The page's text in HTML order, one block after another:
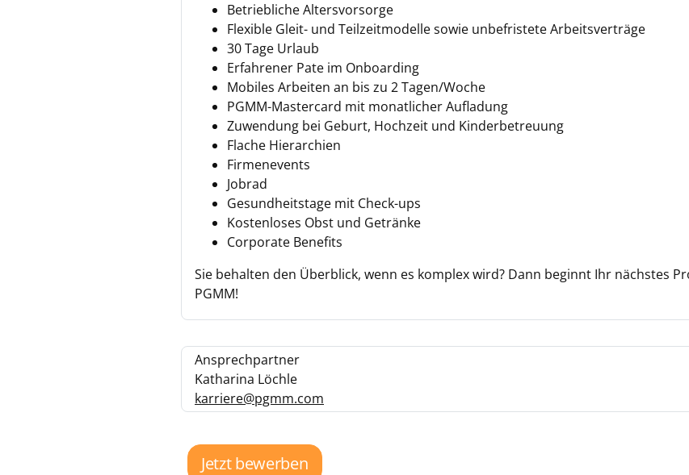
Betriebliche Altersvorsorge
Flexible Gleit- und Teilzeitmodelle sowie unbefristete Arbeitsverträge
30 Tage Urlaub
Erfahrener Pate im Onboarding
Mobiles Arbeiten an bis zu 2 Tagen/Woche
PGMM-Mastercard mit monatlicher Aufladung
Zuwendung bei Geburt, Hochzeit und Kinderbetreuung
Flache Hierarchien
Firmenevents
Jobrad
Gesundheitstage mit Check-ups
Kostenloses Obst und Getränke
Corporate Benefits
Sie behalten den Überblick, wenn es komplex wird? Dann beginnt Ihr nächstes
PGMM!
Ansprechpartner
Katharina Löchle
karriere@pgmm.com
Jetzt bewerben